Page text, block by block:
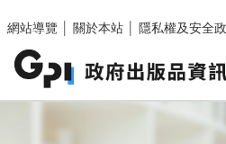
網站導覽
關於本站 隱私權及安全